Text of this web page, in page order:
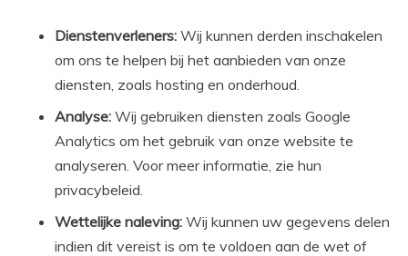
Dienstenverleners: Wij kunnen derden inschakelen
om ons te helpen bij het aanbieden van onze
diensten, zoals hosting en onderhoud.
Analyse: Wij gebruiken diensten zoals Google
Analytics om het gebruik van onze website te
analyseren. Voor meer informatie, zie hun
privacybeleid.
Wettelijke naleving: Wij kunnen uw gegevens delen
indien dit vereist is om te voldoen aan de wet of